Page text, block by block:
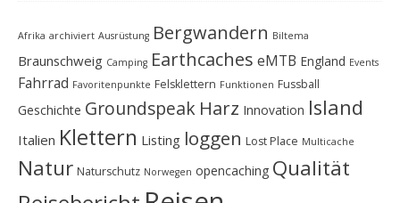
Afrika archiviert Ausrüstung Bergwandern Biltema
Braunschweig Camping Earthcaches eMTB England Events
Fahrrad Favoritenpunkte Felsklettern Funktionen Fussball
Geschichte Groundspeak Harz Innovation Island
Italien Klettern Listing loggen Lost Place Multicache
Natur Naturschutz Norwegen opencaching Qualität